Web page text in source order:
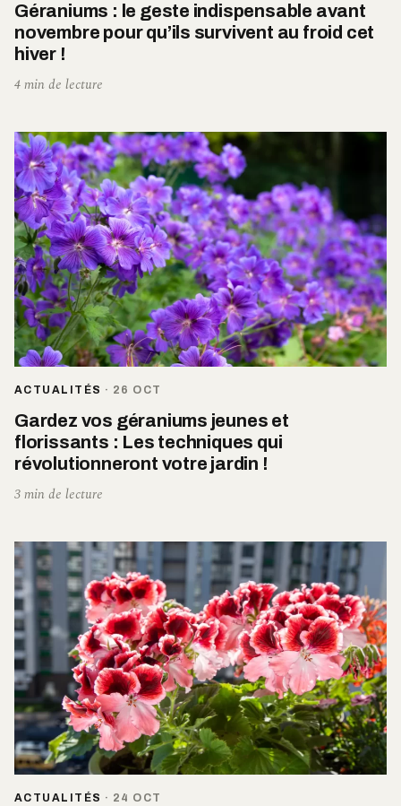
Géraniums : le geste indispensable avant
novembre pour qu’ils survivent au froid cet
hiver !
4 min de lecture
ACTUALITÉS · 26 OCT
Gardez vos géraniums jeunes et
florissants : Les techniques qui
révolutionneront votre jardin !
3 min de lecture
ACTUALITÉS · 24 OCT